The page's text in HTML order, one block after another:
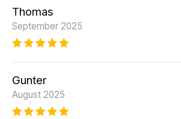
Thomas
September 2025
Gunter
August 2025